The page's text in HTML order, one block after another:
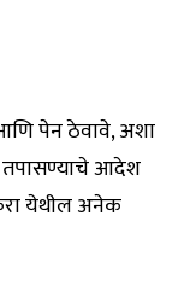
पेन ठेवावे, अशा
तपासण्याचे आदेश
येथील अनेक